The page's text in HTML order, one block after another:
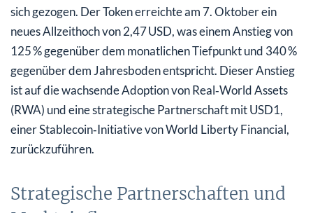
sich gezogen. Der Token erreichte am 7. Oktober ein
neues Allzeithoch von 2,47 USD, was einem Anstieg von
125 % gegenüber dem monatlichen Tiefpunkt und 340 %
gegenüber dem Jahresboden entspricht. Dieser Anstieg
ist auf die wachsende Adoption von Real‑World Assets
(RWA) und eine strategische Partnerschaft mit USD1,
einer Stablecoin‑Initiative von World Liberty Financial,
zurückzuführen.
Strategische Partnerschaften und